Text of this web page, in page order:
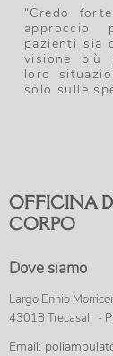
“Credo
pazienti sia
visione più
loro
solo sulle
OFFICINA
CORPO
Dove siamo
Largo Ennio
43018 Trecasali -
Email: